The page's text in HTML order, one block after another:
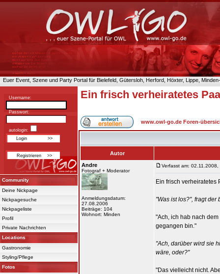
Euer Event, Szene und Party Portal für Bielefeld, Gütersloh, Herford, Höxter, Lippe,
Username:
Passwort:
autologin:
Community
Deine Nickpage
Nickpagesuche
Nickpageliste
Profil
Private Nachrichten
Locations
Gastronomie
Styling/Pflege
Fotos
Ein frisch verheiratetes
www.owl-go.de Foren-
Autor
Andre
Fotograf + Moderator
Anmeldungsdatum:
27.08.2006
Beiträge: 104
Wohnort: Minden
Verfasst am: 02.11.2008,
Ein frisch verheiratetes
"Was ist los?", fragt der
"Ach, ich hab nach
gegangen bin."
"Ach, darüber wird sie
wäre, oder?"
"Das vielleicht nicht.